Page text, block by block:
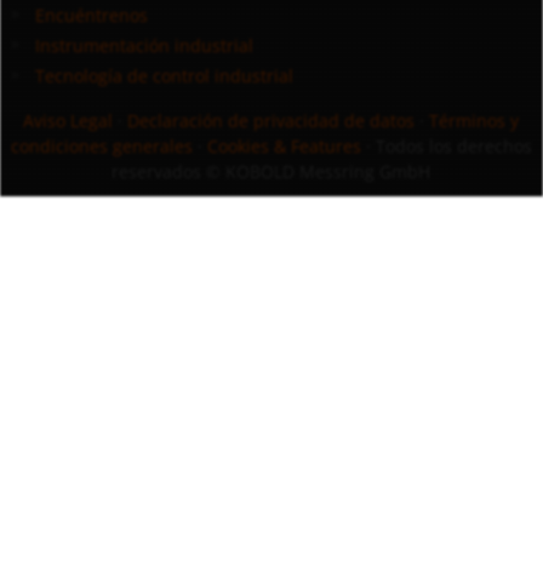
Encuéntrenos
Instrumentación industrial
Tecnología de control industrial
Aviso Legal
Declaración de privacidad de datos
Términos y
condiciones generales
Cookies & Features